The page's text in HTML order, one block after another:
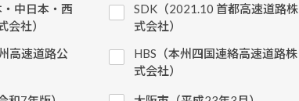
中日本・西
会社）
SDK（2021.10 首都高速道路株
式会社）
高速道路公
HBS（本州四国連絡高速道路株
式会社）